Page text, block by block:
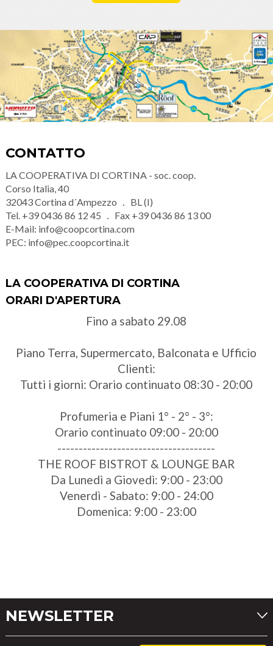
CONTATTO
LA COOPERATIVA DI CORTINA - soc. coop.
Corso Italia, 40
32043Cortina d´Ampezzo
BL (I)
Tel. +39 0436 86 12 45 Fax +39 0436 86 13 00
E-Mail: info@coopcortina.com
PEC: info@pec.coopcortina.it
LA COOPERATIVA DI CORTINA
ORARI D'APERTURA
Fino a sabato 29.08
Piano Terra, Supermercato, Balconata e Ufficio
Clienti:
Tutti i giorni: Orario continuato 08:30 - 20:00
Profumeria e Piani 1° - 2° - 3°:
Orario continuato 09:00 - 20:00
-------------------------------------
THE ROOF BISTROT & LOUNGE BAR
Da Lunedì a Giovedì: 9:00 - 23:00
Venerdì - Sabato: 9:00 - 24:00
Domenica: 9:00 - 23:00
NEWSLETTER